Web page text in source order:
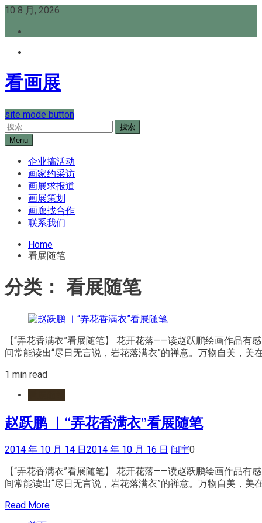
Skip
content
10 8 月, 2026
看画展
site mode button
搜
索：
Menu
企业搞活动
画家约采访
画展求报道
画展策划
画廊找合作
联系我们
Home
看展随笔
分类： 看展随笔
【“弄花香满衣”看展随笔】 花开花落——读赵跃鹏绘画作品
间常能读出“尽日无言说，岩花落满衣”的禅意。万物自美，美
1 min read
赵跃鹏 ︳“弄花香满衣”看展随笔
2014 年 10 月 14 日2014 年 10 月 16 日 闻宇0
【“弄花香满衣”看展随笔】 花开花落——读赵跃鹏绘画作品
间常能读出“尽日无言说，岩花落满衣”的禅意。万物自美，美
Read More